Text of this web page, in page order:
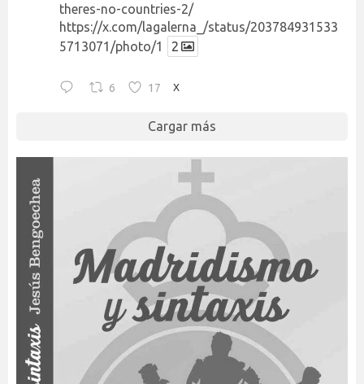
theres-no-countries-2/
https://x.com/lagalerna_/status/203784931533
5713071/photo/1
2
6 17 X
Cargar más